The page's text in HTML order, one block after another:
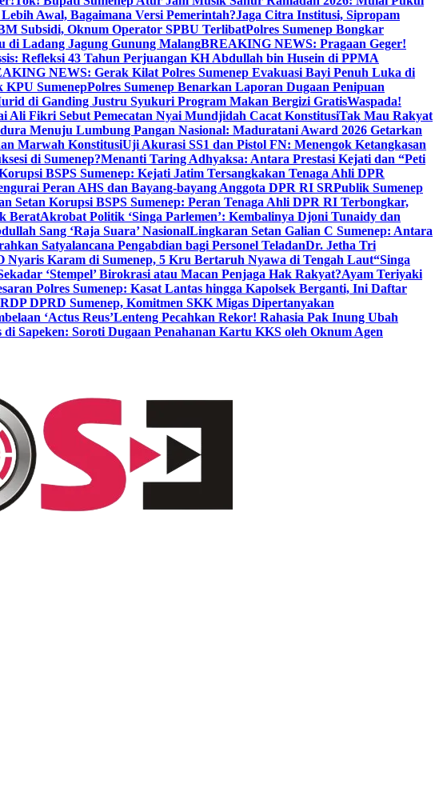
Awal, Bagaimana Versi Pemerintah?Jaga Citra Institusi, Sipropam
Subsidi, Oknum Operator SPBU TerlibatPolres Sumenep Bongkar
Ladang Jagung Gunung MalangBREAKING NEWS: Pragaan Geger!
Refleksi 43 Tahun Perjuangan KH Abdullah bin Husein di PPMA
NEWS: Gerak Kilat Polres Sumenep Evakuasi Bayi Penuh Luka di
KPU SumenepPolres Sumenep Benarkan Laporan Dugaan Penipuan
di Ganding Justru Syukuri Program Makan Bergizi GratisWaspada!
Ali Fikri Sebut Pemecatan Nyai Mundjidah Cacat KonstitusiTak Mau Rakyat
Menuju Lumbung Pangan Nasional: Maduratani Award 2026 Getarkan
Marwah KonstitusiUji Akurasi SS1 dan Pistol FN: Menengok Ketangkasan
di Sumenep?Menanti Taring Adhyaksa: Antara Prestasi Kejati dan “Peti
BSPS Sumenep: Kejati Jatim Tersangkakan Tenaga Ahli DPR
Peran AHS dan Bayang-bayang Anggota DPR RI SRPublik Sumenep
Setan Korupsi BSPS Sumenep: Peran Tenaga Ahli DPR RI Terbongkar,
BeratAkrobat Politik ‘Singa Parlemen’: Kembalinya Djoni Tunaidy dan
Sang ‘Raja Suara’ NasionalLingkaran Setan Galian C Sumenep: Antara
Satyalancana Pengabdian bagi Personel TeladanDr. Jetha Tri
Nyaris Karam di Sumenep, 5 Kru Bertaruh Nyawa di Tengah Laut“Singa
‘Stempel’ Birokrasi atau Macan Penjaga Hak Rakyat?Ayam Teriyaki
Polres Sumenep: Kasat Lantas hingga Kapolsek Berganti, Ini Daftar
DPRD Sumenep, Komitmen SKK Migas Dipertanyakan
‘Actus Reus’Lenteng Pecahkan Rekor! Rahasia Pak Inung Ubah
Sapeken: Soroti Dugaan Penahanan Kartu KKS oleh Oknum Agen